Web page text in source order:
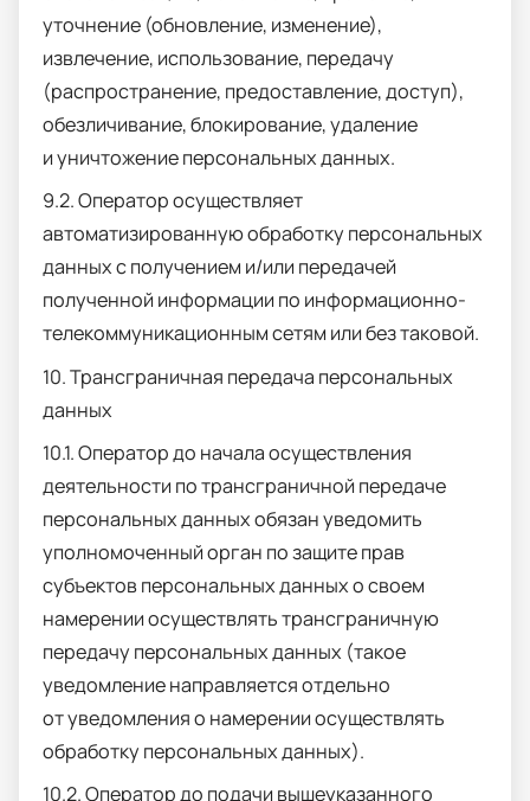
уточнение (обновление, изменение),
извлечение, использование, передачу
(распространение, предоставление, доступ),
обезличивание, блокирование, удаление
и уничтожение персональных данных.
9.2. Оператор осуществляет
автоматизированную обработку персональных
данных с получением и/или передачей
полученной информации по информационно-
телекоммуникационным сетям или без таковой.
10. Трансграничная передача персональных
данных
10.1. Оператор до начала осуществления
деятельности по трансграничной передаче
персональных данных обязан уведомить
уполномоченный орган по защите прав
субъектов персональных данных о своем
намерении осуществлять трансграничную
передачу персональных данных (такое
уведомление направляется отдельно
от уведомления о намерении осуществлять
обработку персональных данных).
10.2. Оператор до подачи вышеуказанного